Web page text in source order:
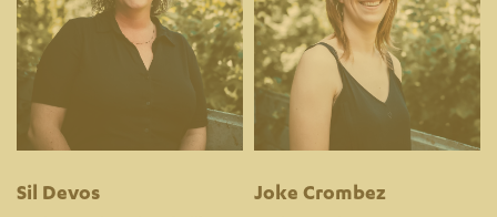
Sil Devos Joke Crombez